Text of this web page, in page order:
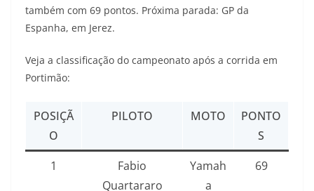
também com 69 pontos. Próxima parada: GP da
Espanha, em Jerez.
Veja a classificação do campeonato após a corrida em
Portimão:
POSIÇÃ
O
PILOTO MOTO
PONTO
S
1
Fabio
Quartararo
Yamah
a
69